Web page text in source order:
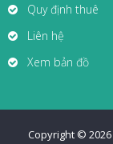
Quy định thuê
Liên hệ
Xem bản đồ
Copyright © 2026